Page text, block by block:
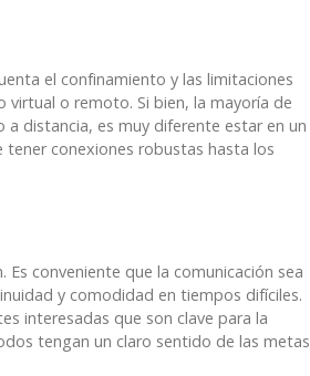
el confinamiento y las limitaciones
virtual o remoto. Si bien, la mayoría de
distancia, es muy diferente estar en un
conexiones robustas hasta los
conveniente que la comunicación sea
y comodidad en tiempos difíciles.
interesadas que son clave para la
tengan un claro sentido de las metas